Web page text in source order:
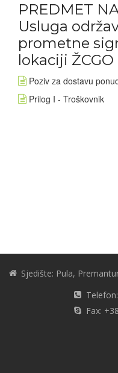
PREDMET
Usluga
prometne
lokaciji
Poziv za dostavu
Prilog I - Troškovnik
Sjedište: Pula,
Fax: